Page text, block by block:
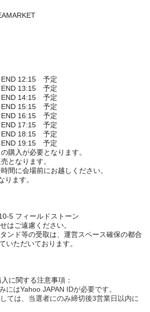
12:15 予定
13:15 予定
14:15 予定
15:15 予定
16:15 予定
17:15 予定
18:15 予定
19:15 予定
購入が必要となります。
となります。
間に会場前にお越しください。
ます。
5 フィールドストーン
はご遠慮ください。
ンド等の受取は、運営スペース確保の都合
いただいております。
に関する注意事項：
はYahoo JAPAN IDが必要です。
ては、当選者にのみ締切後3営業日以内に